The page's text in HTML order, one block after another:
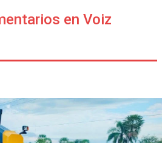
en Voiz